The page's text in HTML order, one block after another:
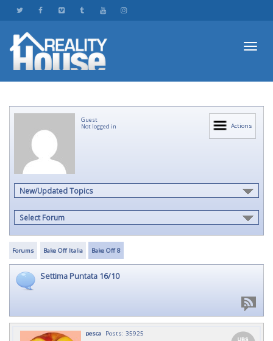
Actions
Guest
Not logged in
New/Updated Topics
Select Forum
Forums Bake Off Italia Bake Off 8
Settima Puntata 16/10
pesca Posts: 35925